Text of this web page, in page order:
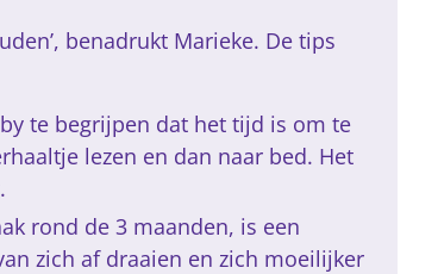
benadrukt Marieke. De tips
te begrijpen dat het tijd is om te
lezen en dan naar bed. Het
rond de 3 maanden, is een
zich af draaien en zich moeilijker